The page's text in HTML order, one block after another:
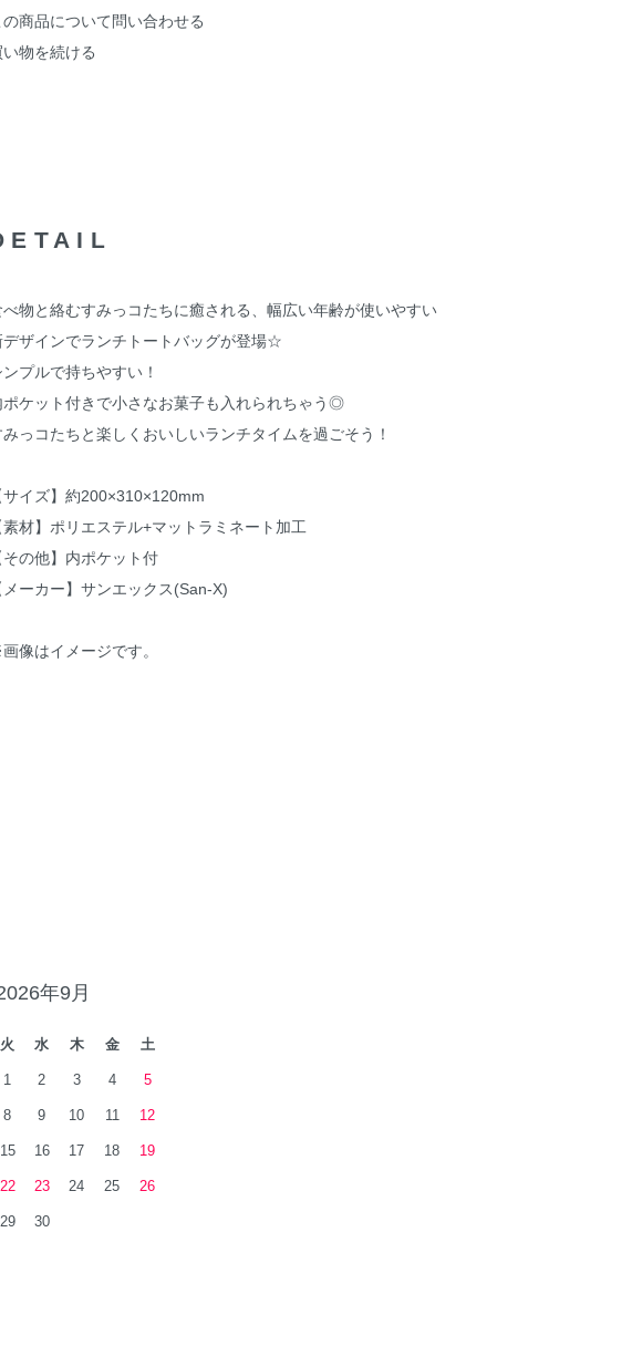
の商品について問い合わせる
い物を続ける
べ物と絡むすみっコたちに癒される、幅広い年齢が使いやすい
デザインでランチトートバッグが登場☆
ンプルで持ちやすい！
ポケット付きで小さなお菓子も入れられちゃう◎
みっコたちと楽しくおいしいランチタイムを過ごそう！
サイズ】約200×310×120mm
素材】ポリエステル+マットラミネート加工
その他】内ポケット付
メーカー】サンエックス(San-X)
像はイメージです。
年9月
火 水 木 金 土
1 2 3 4 5
8 9 10 11 12
15 16 17 18 19
22 23 24 25 26
29 30